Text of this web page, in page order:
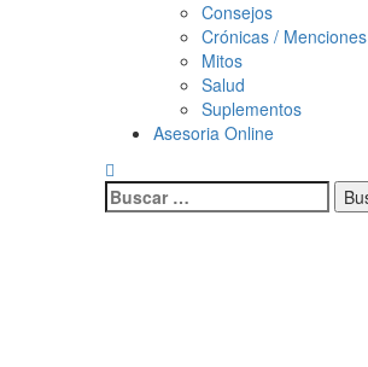
Consejos
Crónicas / Menciones
Mitos
Salud
Suplementos
Asesoria Online